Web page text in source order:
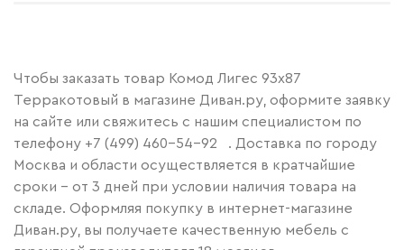
Чтобы заказать товар Комод Лигес 93x87
Терракотовый в магазине Диван.ру, оформите заявку
на сайте или свяжитесь с нашим специалистом по
телефону +7 (499) 460-54-92
. Доставка по городу
Москва и области осуществляется в кратчайшие
сроки – от 3 дней при условии наличия товара на
складе. Оформляя покупку в интернет-магазине
Диван.ру, вы получаете качественную мебель с